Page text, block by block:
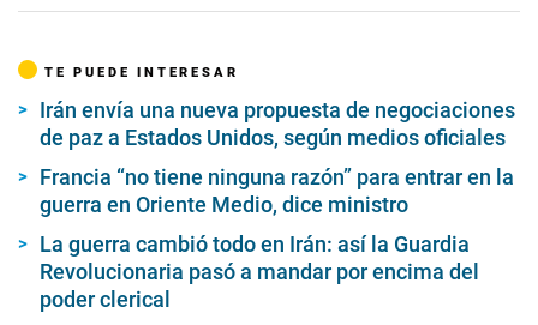
TE PUEDE INTERESAR
Irán envía una nueva propuesta de negociaciones
de paz a Estados Unidos, según medios oficiales
Francia “no tiene ninguna razón” para entrar en la
guerra en Oriente Medio, dice ministro
La guerra cambió todo en Irán: así la Guardia
Revolucionaria pasó a mandar por encima del
poder clerical